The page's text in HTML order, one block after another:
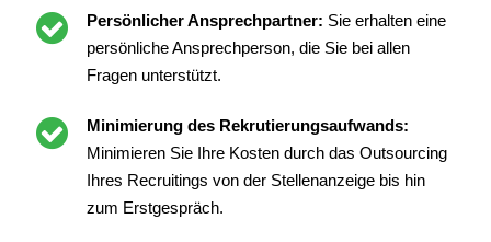
Persönlicher Ansprechpartner: Sie erhalten eine
persönliche Ansprechperson, die Sie bei allen
Fragen unterstützt.
Minimierung des Rekrutierungsaufwands:
Minimieren Sie Ihre Kosten durch das Outsourcing
Ihres Recruitings von der Stellenanzeige bis hin
zum Erstgespräch.